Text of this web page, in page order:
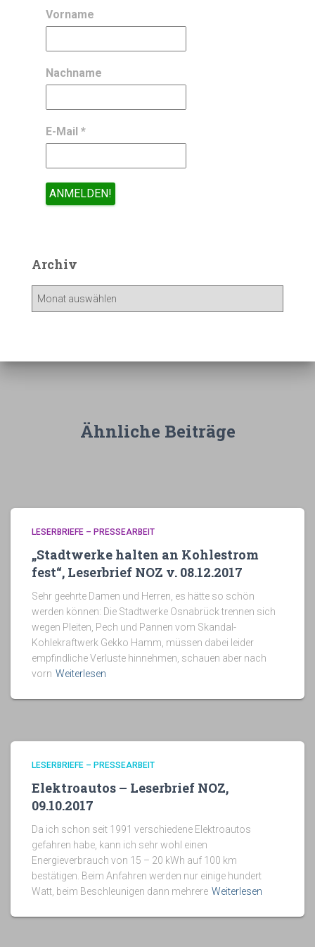
Vorname
Nachname
E-Mail *
Archiv
Ähnliche Beiträge
LESERBRIEFE – PRESSEARBEIT
„Stadtwerke halten an Kohlestrom
fest“, Leserbrief NOZ v. 08.12.2017
Sehr geehrte Damen und Herren, es hätte so schön
werden können: Die Stadtwerke Osnabrück trennen sich
wegen Pleiten, Pech und Pannen vom Skandal-
Kohlekraftwerk Gekko Hamm, müssen dabei leider
empfindliche Verluste hinnehmen, schauen aber nach
vorn Weiterlesen
LESERBRIEFE – PRESSEARBEIT
Elektroautos – Leserbrief NOZ,
09.10.2017
Da ich schon seit 1991 verschiedene Elektroautos
gefahren habe, kann ich sehr wohl einen
Energieverbrauch von 15 – 20 kWh auf 100 km
bestätigen. Beim Anfahren werden nur einige hundert
Watt, beim Beschleunigen dann mehrere Weiterlesen